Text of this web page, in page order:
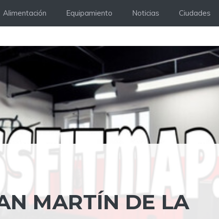
Alimentación Equipamiento Noticias Ciudades
MARTÍN DE LA